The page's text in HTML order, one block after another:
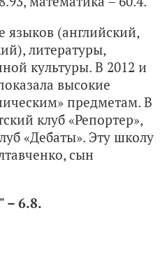
языков (английский,
литературы,
культуры. В 2012 и
высокие
предметам. В
клуб «Репортер»,
«Дебаты». Эту школу
сын
– 6.8.